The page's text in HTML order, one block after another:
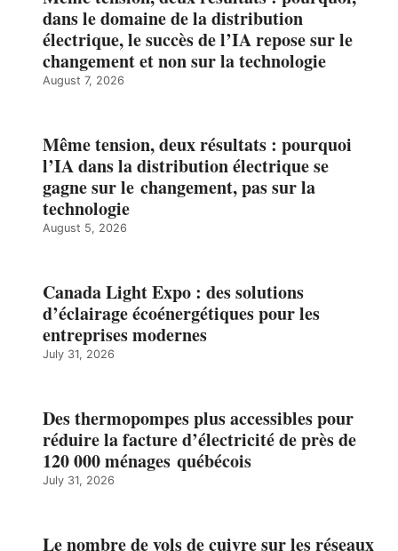
dans le domaine de la distribution
électrique, le succès de l’IA repose sur le
changement et non sur la technologie
August 7, 2026
Même tension, deux résultats : pourquoi
l’IA dans la distribution électrique se
gagne sur le changement, pas sur la
technologie
August 5, 2026
Canada Light Expo : des solutions
d’éclairage écoénergétiques pour les
entreprises modernes
July 31, 2026
Des thermopompes plus accessibles pour
réduire la facture d’électricité de près de
120 000 ménages québécois
July 31, 2026
Le nombre de vols de cuivre sur les réseaux